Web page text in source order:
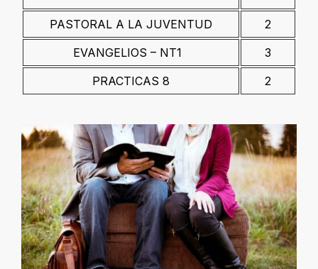
PASTORAL A LA JUVENTUD
2
EVANGELIOS – NT1
3
PRACTICAS 8
2